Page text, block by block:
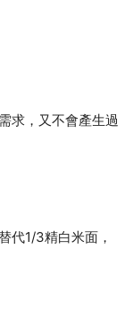
求，又不會產生過
代1/3精白米面，